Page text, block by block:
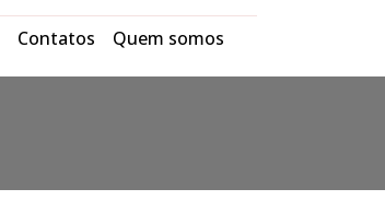
Contatos Quem somos